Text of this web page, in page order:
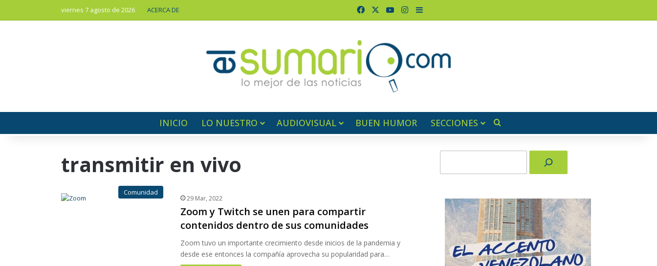
viernes 7 agosto de 2026 ACERCA DE FacebookYouTubeInstagram
Barra lateral
INICIO LO NUESTRO AUDIOVISUAL BUEN HUMOR SECCIONES
transmitir en vivo
Comunidad
29 Mar, 2022
Zoom y Twitch se unen para compartir
contenidos dentro de sus comunidades
Zoom tuvo un importante crecimiento desde inicios de la pandemia y
desde ese entonces la compañía aprovecha su popularidad para…